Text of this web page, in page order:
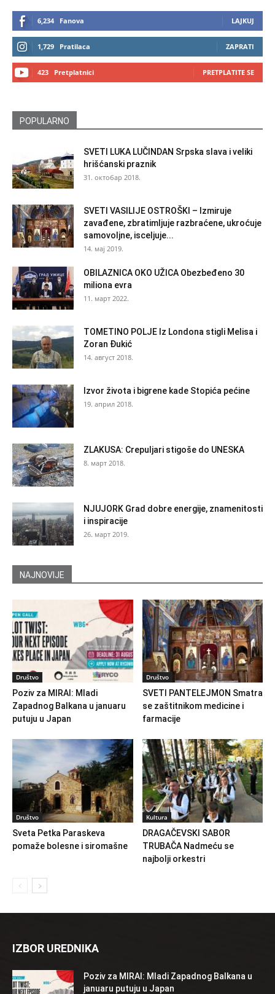
6,234 Fanova LAJKUJ
1,729 Pratilaca ZAPRATI
423 Pretplatnici PRETPLATITE SE
POPULARNO
SVETI LUKA LUČINDAN Srpska slava i veliki
hrišćanski praznik
31. октобар 2018.
SVETI VASILIJE OSTROŠKI – Izmiruje
zavađene, zbratimljuje razbraćene, ukroćuje
samovoljne, isceljuje...
14. мај 2019.
OBILAZNICA OKO UŽICA Obezbeđeno 30
miliona evra
11. март 2022.
TOMETINO POLJE Iz Londona stigli Melisa i
Zoran Đukić
14. август 2018.
Izvor života i bigrene kade Stopića pećine
19. април 2018.
ZLAKUSA: Crepuljari stigoše do UNESKA
8. март 2018.
NJUJORK Grad dobre energije, znamenitosti
i inspiracije
26. март 2019.
NAJNOVIJE
Društvo
Poziv za MIRAI: Mladi
Zapadnog Balkana u januaru
putuju u Japan
Društvo
SVETI PANTELEJMON Smatra
se zaštitnikom medicine i
farmacije
Društvo
Sveta Petka Paraskeva
pomaže bolesne i siromašne
Kultura
DRAGAČEVSKI SABOR
TRUBAČA Nadmeću se
najbolji orkestri
IZBOR UREDNIKA
Poziv za MIRAI: Mladi Zapadnog Balkana u
januaru putuju u Japan